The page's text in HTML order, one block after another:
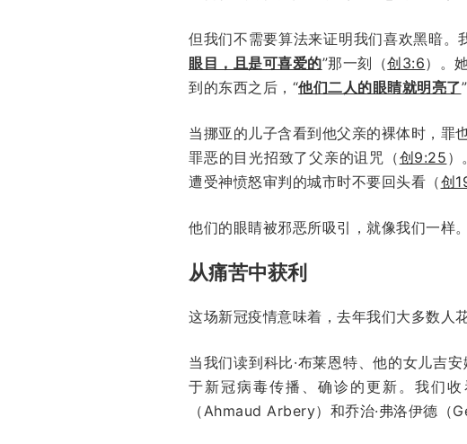
但我们不需要算法来证明我们喜欢黑暗。
眼目，且是可喜爱的”那一刻（创3:6）。
到的东西之后，“他们二人的眼睛就明亮了
当挪亚的儿子含看到他父亲的裸体时，罪
罪恶的目光招致了父亲的诅咒（创9:25
遭受神愤怒审判的城市时不要回头看（创
他们的眼睛被邪恶所吸引，就像我们一样
从痛苦中获利
这场新冠疫情意味着，去年我们大多数人
当我们读到科比·布莱恩特、他的女儿吉
于新冠病毒传播、确诊的更新。我们
（Ahmaud Arbery）和乔治·弗洛伊德（